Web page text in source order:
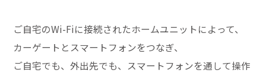
ご自宅のWi-Fiに接続されたホームユニットによって、
カーゲートとスマートフォンをつなぎ、
ご自宅でも、外出先でも、スマートフォンを通して操作